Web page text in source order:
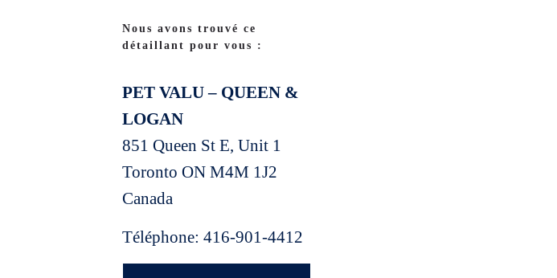
Nous avons trouvé ce
détaillant pour vous :
PET VALU – QUEEN &
LOGAN
851 Queen St E, Unit 1
Toronto ON M4M 1J2
Canada
Téléphone: 416-901-4412